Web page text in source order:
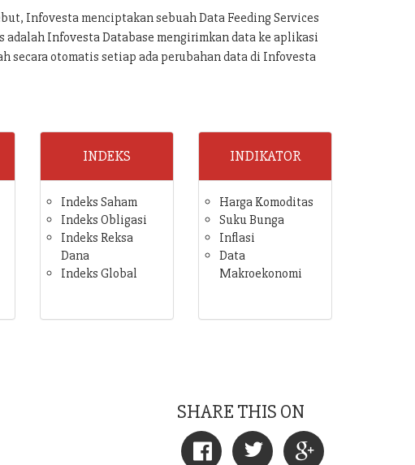
Infovesta menciptakan sebuah Data Feeding Services
adalah Infovesta Database mengirimkan data ke aplikasi
secara otomatis setiap ada perubahan data di Infovesta
INDEKS
Indeks Saham
Indeks Obligasi
Indeks Reksa
Dana
Indeks Global
INDIKATOR
Harga Komoditas
Suku Bunga
Inflasi
Data
Makroekonomi
SHARE THIS ON